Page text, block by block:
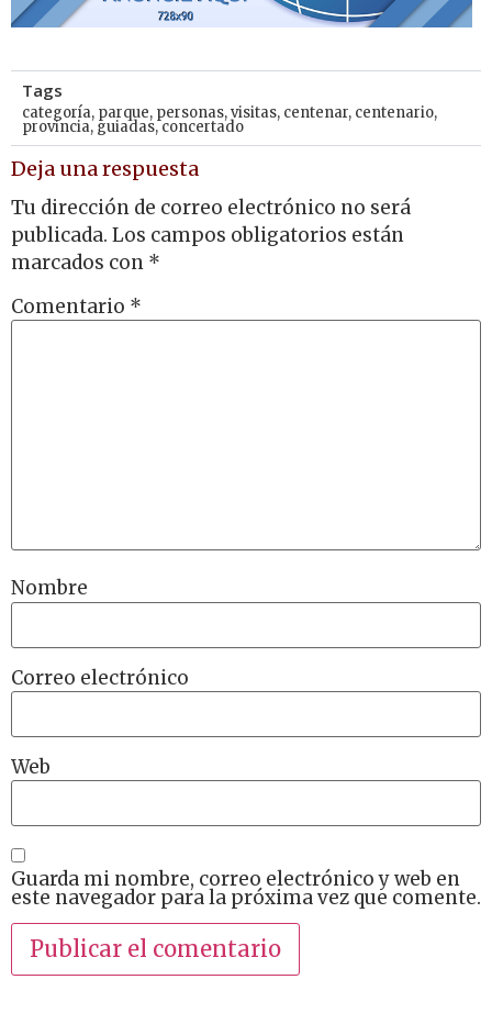
Tags
categoría, parque, personas,visitas, centenar, centenario,
provincia, guiadas,concertado
Deja una respuesta
Tu dirección de correo electrónico no será
publicada. Los campos obligatorios están
marcados con *
Comentario *
Nombre
Correo electrónico
Web
Guarda mi nombre, correo electrónico y web en
este navegador para la próxima vez que comente.